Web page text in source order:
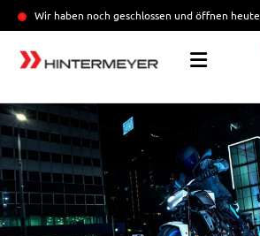
Wir haben noch geschlossen und öffnen heute